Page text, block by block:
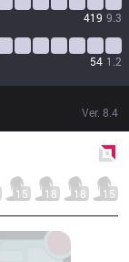
419 9.3
54 1.2
Ver. 8.4
15 18 18 15